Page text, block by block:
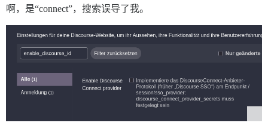
啊，是“connect”，搜索误导了我。